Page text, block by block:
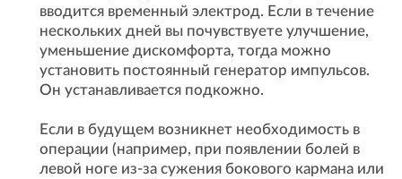
вводится временный электрод. Если в течение
нескольких дней вы почувствуете улучшение,
уменьшение дискомфорта, тогда можно
установить постоянный генератор импульсов.
Он устанавливается подкожно.
Если в будущем возникнет необходимость в
операции (например, при появлении болей в
левой ноге из-за сужения бокового кармана или